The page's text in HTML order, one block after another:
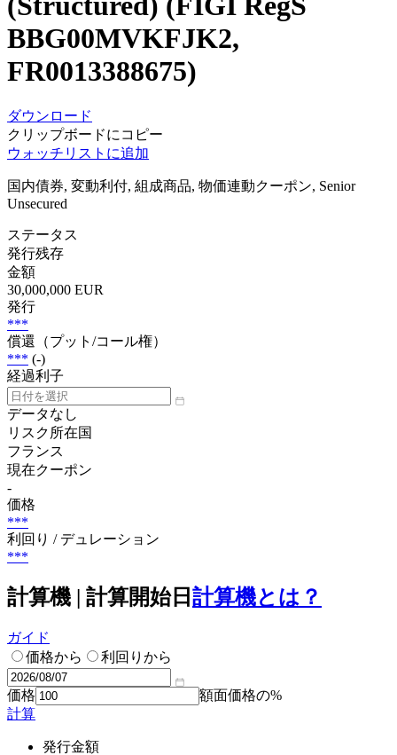
BBG00MVKFJK2,
FR0013388675)
ダウンロード
クリップボードにコピー
ウォッチリストに追加
国内債券, 変動利付, 組成商品, 物価連動クーポン, Senior
Unsecured
ステータス
発行残存
金額
30,000,000 EUR
発行
***
償還（プット/コール権）
*** (-)
経過利子
データなし
リスク所在国
フランス
現在クーポン
-
価格
***
利回り / デュレーション
***
計算機 | 計算開始日 計算機とは？
ガイド
価格から
利回りから
価格
額面価格の%
計算
発行金額